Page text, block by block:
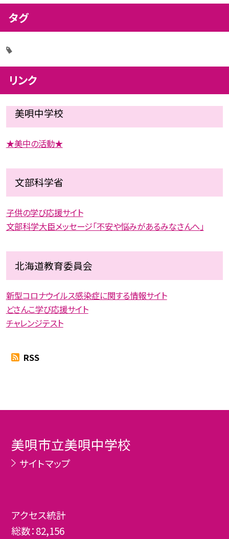
タグ
リンク
美唄中学校
★美中の活動★
文部科学省
子供の学び応援サイト
文部科学大臣メッセージ「不安や悩みがあるみなさんへ」
北海道教育委員会
新型コロナウイルス感染症に関する情報サイト
どさんこ学び応援サイト
チャレンジテスト
RSS
美唄市立美唄中学校
サイトマップ
アクセス統計
総数：82,156